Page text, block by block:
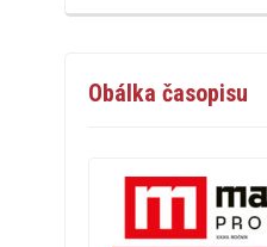
Obálka časopisu